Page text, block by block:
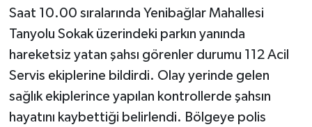
Saat 10.00 sıralarında Yenibağlar Mahallesi
Tanyolu Sokak üzerindeki parkın yanında
hareketsiz yatan şahsı görenler durumu 112 Acil
Servis ekiplerine bildirdi. Olay yerinde gelen
sağlık ekiplerince yapılan kontrollerde şahsın
hayatını kaybettiği belirlendi. Bölgeye polis